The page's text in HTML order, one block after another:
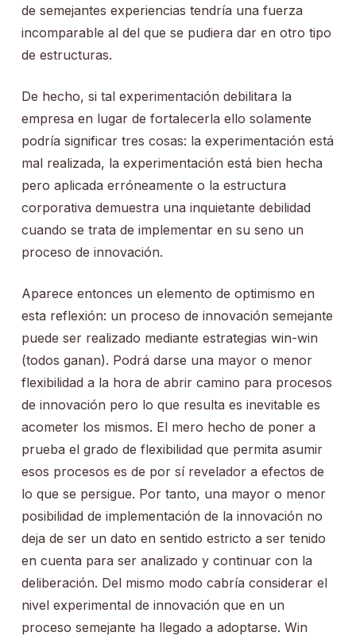
de semejantes experiencias tendría una fuerza
incomparable al del que se pudiera dar en otro tipo
de estructuras.
De hecho, si tal experimentación debilitara la
empresa en lugar de fortalecerla ello solamente
podría significar tres cosas: la experimentación está
mal realizada, la experimentación está bien hecha
pero aplicada erróneamente o la estructura
corporativa demuestra una inquietante debilidad
cuando se trata de implementar en su seno un
proceso de innovación.
Aparece entonces un elemento de optimismo en
esta reflexión: un proceso de innovación semejante
puede ser realizado mediante estrategias win-win
(todos ganan). Podrá darse una mayor o menor
flexibilidad a la hora de abrir camino para procesos
de innovación pero lo que resulta es inevitable es
acometer los mismos. El mero hecho de poner a
prueba el grado de flexibilidad que permita asumir
esos procesos es de por sí revelador a efectos de
lo que se persigue. Por tanto, una mayor o menor
posibilidad de implementación de la innovación no
deja de ser un dato en sentido estricto a ser tenido
en cuenta para ser analizado y continuar con la
deliberación. Del mismo modo cabría considerar el
nivel experimental de innovación que en un
proceso semejante ha llegado a adoptarse. Win